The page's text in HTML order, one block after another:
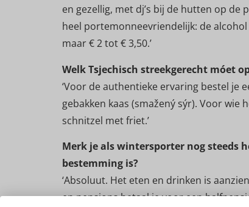
en gezellig, met dj’s bij de hutten op de
heel portemonneevriendelijk: de
maar € 2 tot € 3,50.’
Welk Tsjechisch streekgerecht móet
‘Voor de authentieke ervaring bestel je
gebakken kaas (smažený sýr). Voor
schnitzel met friet.’
Merk je als wintersporter nog steeds
bestemming is?
‘Absoluut. Het eten en drinken is
en pensions betaal je voor een